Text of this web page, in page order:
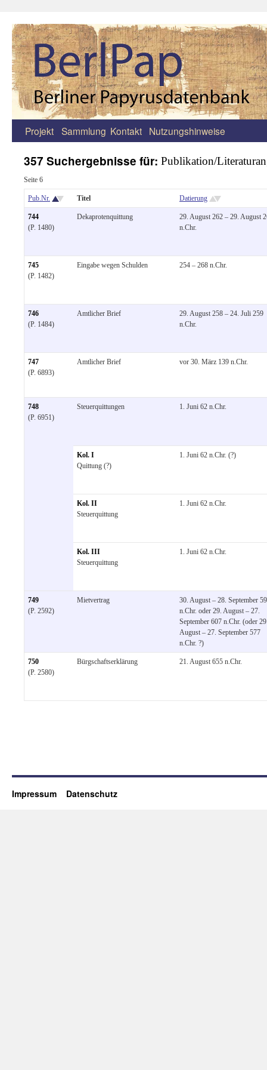
Zum
springen
Projekt Sammlung Kontakt Nutzungshinweise
357 Suchergebnisse für: Publikation/
Seite 6
Pub.Nr. Titel Datierung
744
(P. 1480)
Dekaprotenquittung
29. August 262 – 29. August
n.Chr.
745
(P. 1482)
Eingabe wegen Schulden 254 – 268 n.Chr.
746
(P. 1484)
Amtlicher Brief
29. August 258 – 24. Juli 259
n.Chr.
747
(P. 6893)
Amtlicher Brief vor 30. März 139 n.Chr.
748
(P. 6951)
Steuerquittungen 1. Juni 62 n.Chr.
Kol. I
Quittung (?)
1. Juni 62 n.Chr. (?)
Kol. II
Steuerquittung
1. Juni 62 n.Chr.
Kol. III
Steuerquittung
1. Juni 62 n.Chr.
749
(P. 2592)
Mietvertrag
30. August – 28. September
n.Chr. oder 29. August – 27.
September 607 n.Chr. (oder
August – 27. September 577
n.Chr. ?)
750
(P. 2580)
Bürgschaftserklärung 21. August 655 n.Chr.
Impressum Datenschutz